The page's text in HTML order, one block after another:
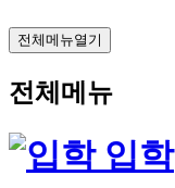
전체메뉴열기
전체메뉴
입학